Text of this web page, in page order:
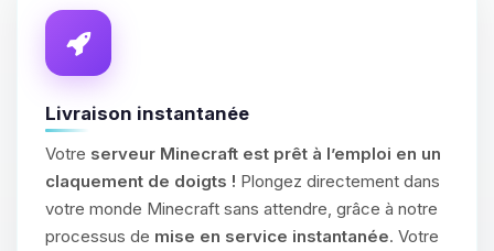
Livraison instantanée
Votre serveur Minecraft est prêt à l’emploi en un
claquement de doigts ! Plongez directement dans
votre monde Minecraft sans attendre, grâce à notre
processus de mise en service instantanée. Votre